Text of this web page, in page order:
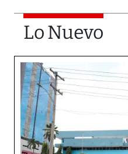
Lo Nuevo